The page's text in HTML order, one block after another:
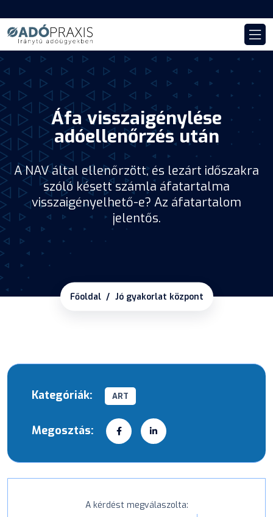
Áfa visszaigénylése
adóellenőrzés után
A NAV által ellenőrzött, és lezárt időszakra
szóló késett számla áfatartalma
visszaigényelhető-e? Az áfatartalom
jelentős.
Főoldal Jó gyakorlat központ
Kategóriák: ART
Megosztás:
A kérdést megválaszolta: